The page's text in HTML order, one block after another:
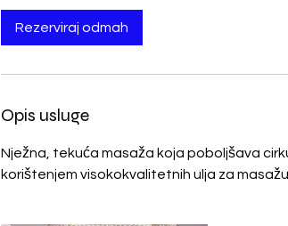
Rezerviraj odmah
Opis usluge
Nježna, tekuća masaža koja poboljšava
korištenjem visokokvalitetnih ulja za masažu.